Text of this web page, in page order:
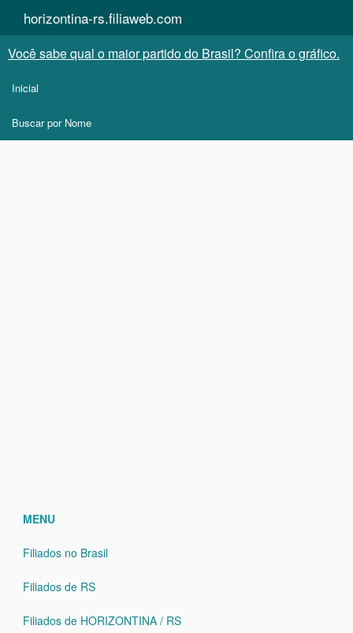
horizontina-rs.filiaweb.com
Você sabe qual o maior partido do Brasil? Confira o gráfico.
Inicial
Buscar por Nome
MENU
Filiados no Brasil
Filiados de RS
Filiados de HORIZONTINA / RS